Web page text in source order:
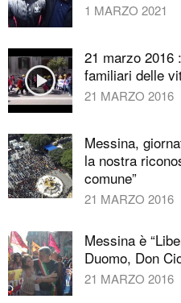
1 MARZO 2021
21 marzo 2016
familiari delle
21 MARZO 2016
Messina,
la nostra
comune”
21 MARZO 2016
Messina è
Duomo, Don
21 MARZO 2016